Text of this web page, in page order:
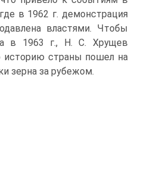
в 1962 г. демонстрация
властями. Чтобы
в 1963 г., Н. С. Хрущев
страны пошел на
зерна за рубежом.